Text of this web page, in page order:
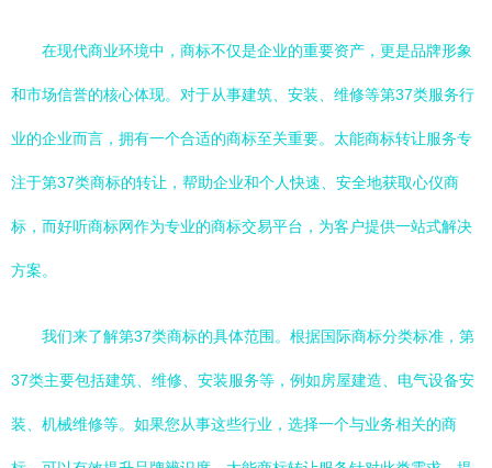
在现代商业环境中，商标不仅是企业的重要资产，更是品牌形象
和市场信誉的核心体现。对于从事建筑、安装、维修等第37类服务行
业的企业而言，拥有一个合适的商标至关重要。太能商标转让服务专
注于第37类商标的转让，帮助企业和个人快速、安全地获取心仪商
标，而好听商标网作为专业的商标交易平台，为客户提供一站式解决
方案。
我们来了解第37类商标的具体范围。根据国际商标分类标准，第
37类主要包括建筑、维修、安装服务等，例如房屋建造、电气设备安
装、机械维修等。如果您从事这些行业，选择一个与业务相关的商